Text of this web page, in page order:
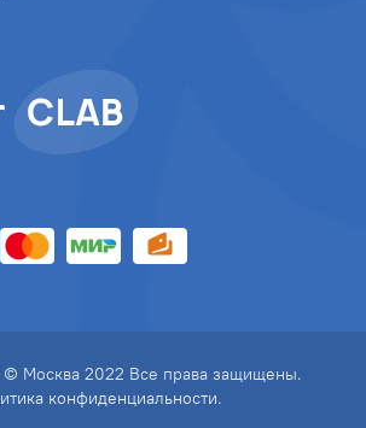
© Москва 2022 Все права защищены.
конфиденциальности.